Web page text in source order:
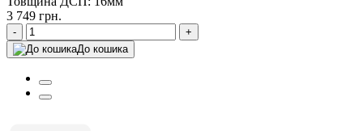
3 749 грн.
-
+
До кошика